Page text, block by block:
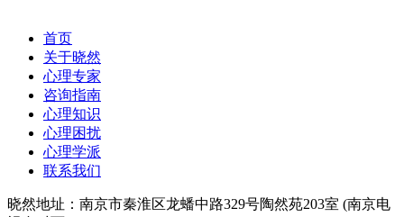
首页
关于晓然
心理专家
咨询指南
心理知识
心理困扰
心理学派
联系我们
晓然地址：南京市秦淮区龙蟠中路329号陶然苑203室 (南京电